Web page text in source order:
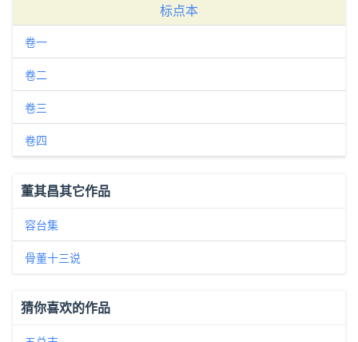
标点本
卷一
卷二
卷三
卷四
董其昌其它作品
容台集
骨董十三说
猜你喜欢的作品